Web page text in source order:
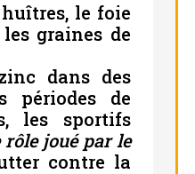
le foie
graines de
dans des
périodes de
les sportifs
joué par le
contre la